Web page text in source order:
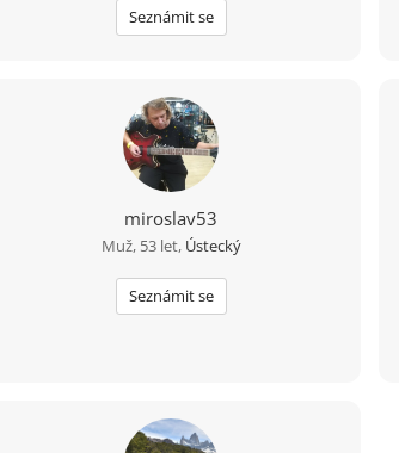
Seznámit se
miroslav53
Muž, 53 let, Ústecký
Seznámit se